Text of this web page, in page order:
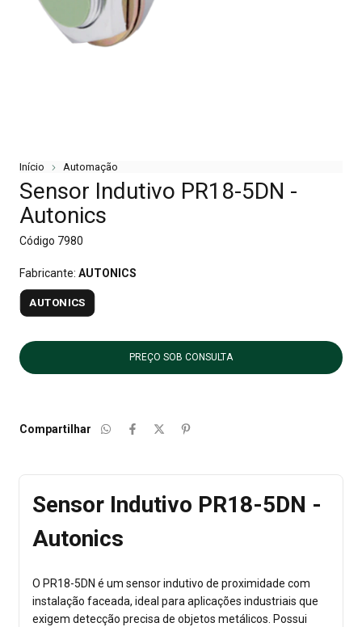
Início Automação
Sensor Indutivo PR18-5DN -
Autonics
Código 7980
Fabricante: AUTONICS
AUTONICS
Compartilhar
Sensor Indutivo PR18-5DN -
Autonics
O PR18-5DN é um sensor indutivo de proximidade com
instalação faceada, ideal para aplicações industriais que
exigem detecção precisa de objetos metálicos. Possui